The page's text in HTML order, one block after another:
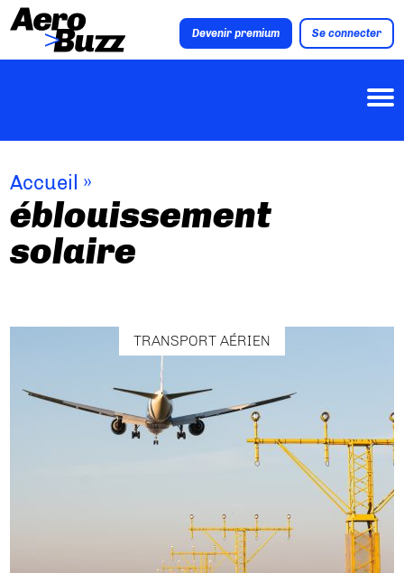
Devenir premium Se connecter
Accueil »
éblouissement
solaire
TRANSPORT AÉRIEN